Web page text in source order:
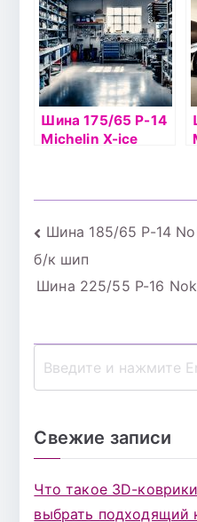
Шина 175/65 Р-14
Michelin X-ice
Навигация
по
Шина 185/65 Р-14
б/к шип
Шина 225/55 Р-16
Свежие записи
Что такое 3D-
выбрать подходящий